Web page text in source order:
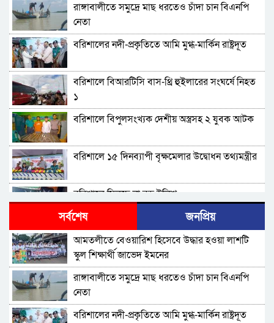
রাঙ্গাবালীতে সমু‌দ্রে মাছ ধরতেও চাঁদা চান বিএনপি
নেতা
বরিশালের নদী-প্রকৃতিতে আমি মুগ্ধ-মার্কিন রাষ্ট্রদূত
বরিশালে বিআরটিসি বাস-থ্রি হুইলারের সংঘর্ষে নিহত
১
বরিশালে বিপুলসংখ্যক দেশীয় অস্ত্রসহ ২ যুবক আটক
বরিশালে ১৫ দিনব্যাপী বৃক্ষমেলার উদ্বোধন তথ্যমন্ত্রীর
বরিশালে মিলছে না বড় ইলিশ
বিএনপি নেতাকর্মীদের ‘খাই খাই’ বন্ধের আহ্বান এমপি
জামালের
বরিশালে খাদ্যবান্ধব কর্মসূচির তালিকায় বিএনপি
নেতার স্ত্রীর নাম
বরিশালে পুকুরে ডুবে দেড় বছরের শিশুর মৃত্যু
সর্বশেষ জনপ্রিয়
আমতলীতে বেওয়ারিশ হিসেবে উদ্ধার হওয়া লাশটি
স্কুল শিক্ষার্থী জাভেদ ইমনের
রাঙ্গাবালীতে সমু‌দ্রে মাছ ধরতেও চাঁদা চান বিএনপি
নেতা
বরিশালের নদী-প্রকৃতিতে আমি মুগ্ধ-মার্কিন রাষ্ট্রদূত